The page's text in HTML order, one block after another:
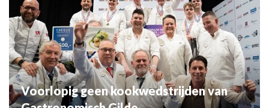
Voorlopig geen kookwedstrijden van